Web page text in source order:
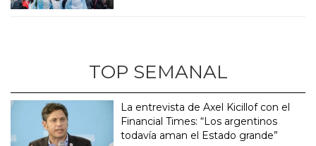
TOP SEMANAL
La entrevista de Axel Kicillof con el
Financial Times: “Los argentinos
todavía aman el Estado grande”